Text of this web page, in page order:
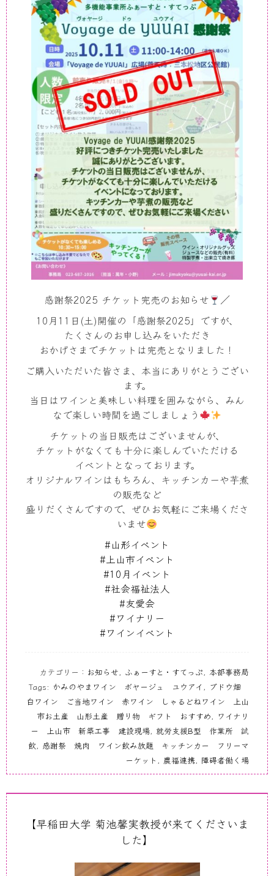
感謝祭2025 チケット完売のお知らせ
／
10月11日(土)開催の「感謝祭2025」ですが、
たくさんのお申し込みをいただき
おかげさまでチケットは完売となりました！
ご購入いただいた皆さま、本当にありがとうござい
ます。
当日はワインと美味しい料理を囲みながら、みん
なで楽しい時間を過ごしましょう
チケットの当日販売はございませんが、
チケットがなくても十分に楽しんでいただける
イベントとなっております。
オリジナルワインはもちろん、キッチンカーや芋煮
の販売など
盛りだくさんですので、ぜひお気軽にご来場くださ
いませ
#山形イベント
#上山市イベント
#10月イベント
#社会福祉法人
#友愛会
#ワイナリー
#ワインイベント
カテゴリー： お知らせ, ふぁーすと・すてっぷ, 本部事務局
Tags: かみのやまワイン ボヤージュ ユウアイ , ブドウ畑
白ワイン ご当地ワイン 赤ワイン しゃるどねワイン 上山
市お土産 山形土産 贈り物 ギフト おすすめ, ワイナリ
ー 上山市 新築工事 建設現場, 就労支援B型 作業所 試
飲, 感謝祭 焼肉 ワイン飲み放題 キッチンカー フリーマ
ーケット , 農福連携, 障碍者働く場
【早稲田大学 菊池馨実教授が来てくださいま
した】